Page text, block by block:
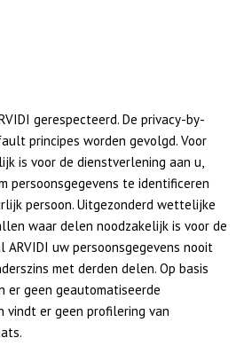
gerespecteerd. De privacy-by-
principes worden gevolgd. Voor
is voor de dienstverlening aan u,
persoonsgegevens te identificeren
persoon. Uitgezonderd wettelijke
waar delen noodzakelijk is voor de
uw persoonsgegevens nooit
met derden delen. Op basis
er geen geautomatiseerde
vindt er geen profilering van